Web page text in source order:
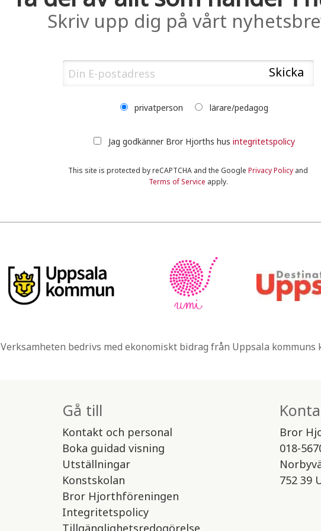
Skriv upp dig på vårt
privatperson lärare/pedagog
Jag godkänner Bror Hjorths hus integritetspolicy
This site is protected by reCAPTCHA and the GooglePrivacy Policy and
Terms of Service apply.
Verksamheten bedrivs med ekonomiskt bidrag från Uppsala
Gå till
Kontakt och personal
Boka guidad visning
Utställningar
Konstskolan
Bror Hjorthföreningen
Integritetspolicy
Tillgänglighetsredogörelse
Bror
018-
752 39